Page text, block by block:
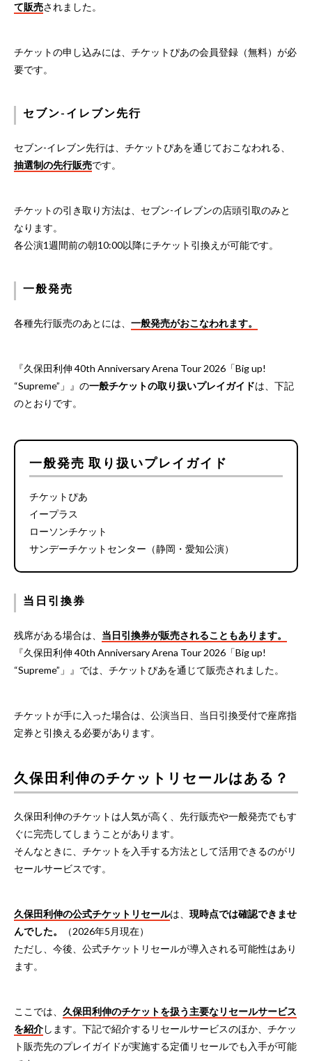
て販売されました。
チケットの申し込みには、チケットぴあの会員登録（無料）が必
要です。
セブン-イレブン先行
セブン-イレブン先行は、チケットぴあを通じておこなわれる、
抽選制の先行販売です。
チケットの引き取り方法は、セブン-イレブンの店頭引取のみと
なります。
各公演1週間前の朝10:00以降にチケット引換えが可能です。
一般発売
各種先行販売のあとには、 一般発売がおこなわれます。
『久保田利伸 40th Anniversary Arena Tour 2026「Big up!
“Supreme”」』の一般チケットの取り扱いプレイガイドは、下記
のとおりです。
一般発売 取り扱いプレイガイド
チケットぴあ
イープラス
ローソンチケット
サンデーチケットセンター（静岡・愛知公演）
当日引換券
残席がある場合は、 当日引換券が販売されることもあります。
『久保田利伸 40th Anniversary Arena Tour 2026「Big up!
“Supreme”」』では、チケットぴあを通じて販売されました。
チケットが手に入った場合は、公演当日、当日引換受付で座席指
定券と引換える必要があります。
久保田利伸のチケットリセールはある？
久保田利伸のチケットは人気が高く、先行販売や一般発売でもす
ぐに完売してしまうことがあります。
そんなときに、チケットを入手する方法として活用できるのがリ
セールサービスです。
久保田利伸の公式チケットリセールは、 現時点では確認できませ
んでした。
（2026年5月現在）
ただし、今後、公式チケットリセールが導入される可能性はあり
ます。
ここでは、 久保田利伸のチケットを扱う主要なリセールサービス
を紹介します。下記で紹介するリセールサービスのほか、チケッ
ト販売先のプレイガイドが実施する定価リセールでも入手が可能